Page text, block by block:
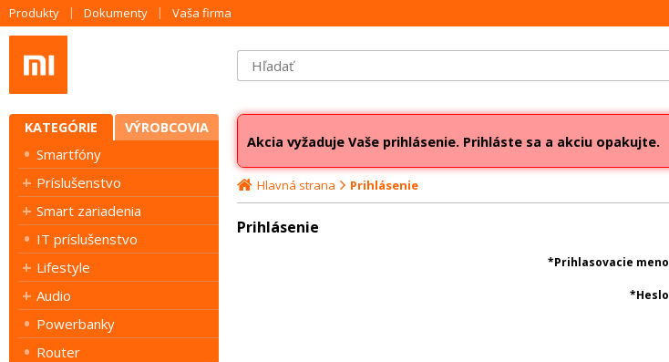
Produkty Dokumenty Vaša firma
KATEGÓRIE VÝROBCOVIA
Smartfóny
Príslušenstvo
Smart zariadenia
IT príslušenstvo
Lifestyle
Audio
Powerbanky
Router
Akcia vyžaduje Vaše prihlásenie. Prihláste sa a akciu opakujte.
Hlavná strana Prihlásenie
Prihlásenie
Prihlasovacie meno
Heslo